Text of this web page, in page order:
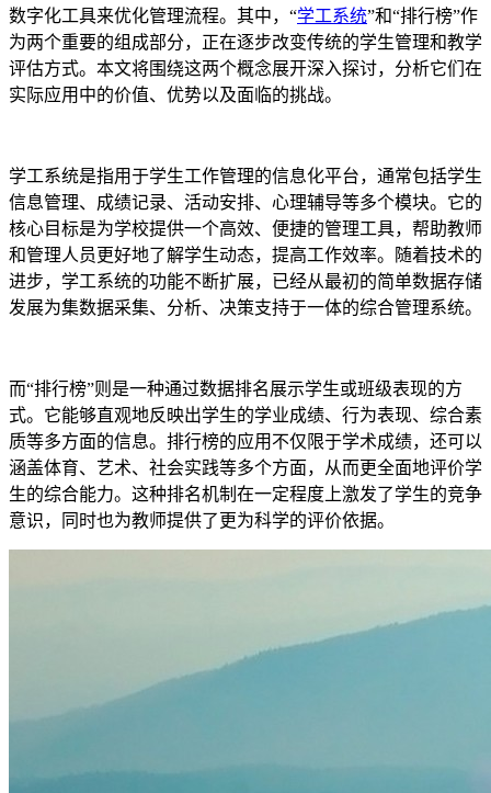
数字化工具来优化管理流程。其中，“学工系统”和“排行榜”作
为两个重要的组成部分，正在逐步改变传统的学生管理和教学
评估方式。本文将围绕这两个概念展开深入探讨，分析它们在
实际应用中的价值、优势以及面临的挑战。
学工系统是指用于学生工作管理的信息化平台，通常包括学生
信息管理、成绩记录、活动安排、心理辅导等多个模块。它的
核心目标是为学校提供一个高效、便捷的管理工具，帮助教师
和管理人员更好地了解学生动态，提高工作效率。随着技术的
进步，学工系统的功能不断扩展，已经从最初的简单数据存储
发展为集数据采集、分析、决策支持于一体的综合管理系统。
而“排行榜”则是一种通过数据排名展示学生或班级表现的方
式。它能够直观地反映出学生的学业成绩、行为表现、综合素
质等多方面的信息。排行榜的应用不仅限于学术成绩，还可以
涵盖体育、艺术、社会实践等多个方面，从而更全面地评价学
生的综合能力。这种排名机制在一定程度上激发了学生的竞争
意识，同时也为教师提供了更为科学的评价依据。